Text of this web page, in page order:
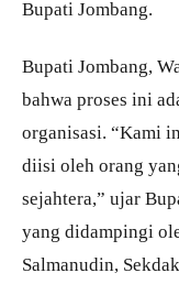
Bupati Jombang.
Bupati Jombang,
bahwa proses ini
organisasi. “Kami
diisi oleh orang
sejahtera,” ujar
yang didampingi
Salmanudin,